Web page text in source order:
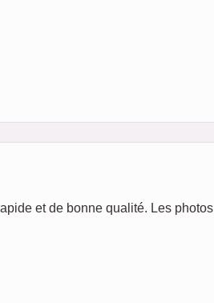
et de bonne qualité. Les photos